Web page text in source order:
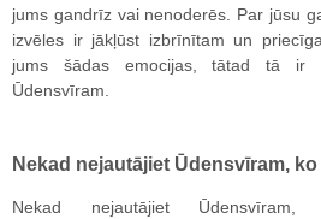
jums gandrīz vai nenoderēs. Par jūsu
izvēles ir jākļūst izbrīnītam un
jums šādas emocijas, tātad tā ir
Ūdensvīram.
Nekad nejautājiet Ūdensvīram,
Nekad nejautājiet